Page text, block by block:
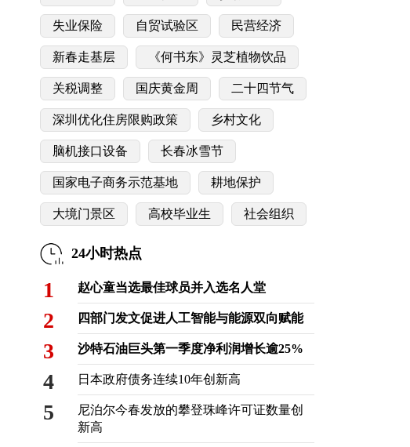
失业保险 自贸试验区 民营经济
新春走基层 《何书东》灵芝植物饮品
关税调整 国庆黄金周 二十四节气
深圳优化住房限购政策 乡村文化
脑机接口设备 长春冰雪节
国家电子商务示范基地 耕地保护
大境门景区 高校毕业生 社会组织
24小时热点
1 赵心童当选最佳球员并入选名人堂
2 四部门发文促进人工智能与能源双向赋能
3 沙特石油巨头第一季度净利润增长逾25%
4 日本政府债务连续10年创新高
5
尼泊尔今春发放的攀登珠峰许可证数量创
新高